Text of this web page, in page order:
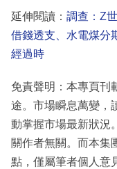
延伸閱讀： 調查：Z
借錢透支、水電煤分
經過時
免責聲明：本專頁刊
途。市場瞬息萬變，
動掌握市場最新狀況
關作者無關。而本集
點，僅屬筆者個人意